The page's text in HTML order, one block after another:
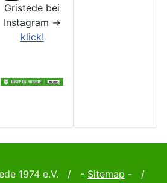
Gristede bei
Instagram ->
klick!
1974 e.V. / - Sitemap - /